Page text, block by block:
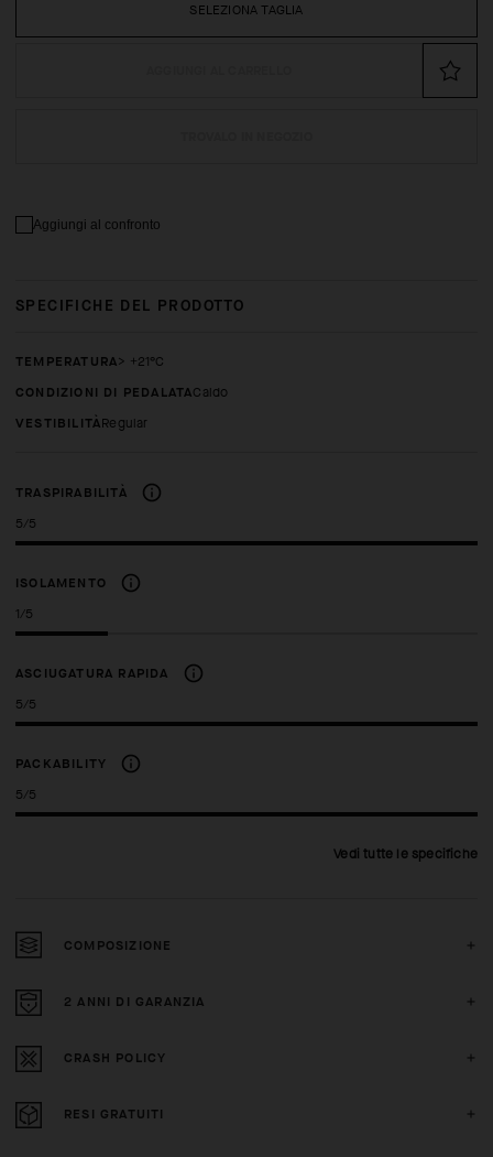
SELEZIONA TAGLIA
Aggiungi al confronto
SPECIFICHE DEL PRODOTTO
TEMPERATURA
> +21°C
CONDIZIONI DI PEDALATA
Caldo
VESTIBILITÀ regular
TRASPIRABILITÀ
5/5
ISOLAMENTO
1/5
ASCIUGATURA RAPIDA
5/5
PACKABILITY
5/5
Vedi tutte le specifiche
COMPOSIZIONE
2 ANNI DI GARANZIA
CRASH POLICY
RESI GRATUITI